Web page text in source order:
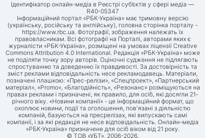
Ідентифікатор онлайн-медіа в Реєстрі суб’єктів у сфері медіа —
R40-05347
Інформаційний портал «РБК-Україна» має тримовну версію
(українську, російську та англійську), головна сторінка порталу -
https://www.rbc.ua. Фотографії, зображення належать їх
правовласникам. Всі фотографії на Порталі, авторами яких є
журналісти «РБК-Україна», розміщені на умовах ліцензії Creative
Commons Attribution 4.0 International. Редакція «РБК-Україна» може
не поділяти точку зору авторів. Оціночні судження не підлягають
спростуванню та доведенню їх правдивості. За достовірність та
зміст реклами відповідальність несе рекламодавець. Матеріали,
позначені плашкою: «Прес-релізи», «Спецпроект», «Партнерський
матеріал», «Promo», «Благодійність», «Резонанс» розміщуються на
правах реклами і призначені, як правило, для осіб, які досягли 21-
річного віку. «Новини компанії» - це інформаційний формат, що
охоплює новини, події та оголошення, пов'язані з діяльністю
компаній, базуються на пресрелізах, які випускають самі
компанії, і за які редакція не несе відповідальність. Онлайн-медіа
«РБК-Україна» призначене для осіб віком від 21 року.
© ТОВ «УБТ», 2006-2026.